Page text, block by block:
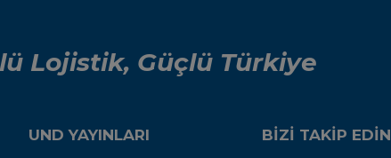
Lojistik, Güçlü Türkiye
UND YAYINLARI BİZİ TAKİP EDİN